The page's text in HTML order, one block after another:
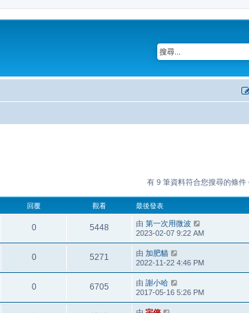
有 9 筆資料符合您搜尋的條件
回覆 觀看 最後發表
0 5448 由 第一次用微波
2023-02-07 9:22 AM
0 5271 由 加肥貓
2022-11-22 4:46 PM
0 6705 由 謝小哈
2017-05-16 5:26 PM